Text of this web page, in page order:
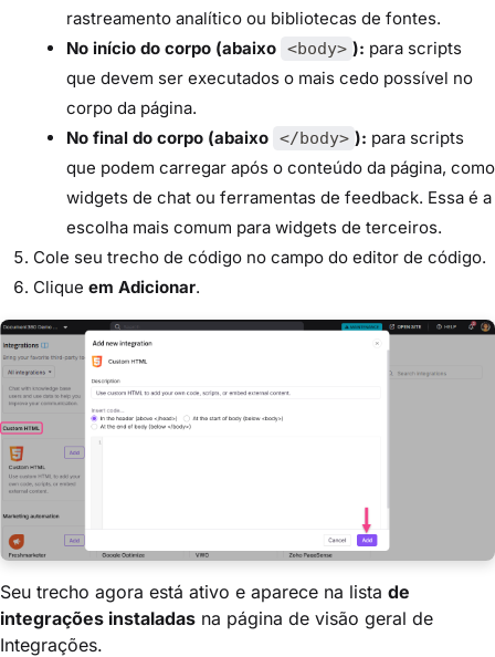
rastreamento analítico ou bibliotecas de fontes.
No início do corpo (abaixo <body> ): para scripts
que devem ser executados o mais cedo possível no
corpo da página.
No final do corpo (abaixo </body> ): para scripts
que podem carregar após o conteúdo da página, como
widgets de chat ou ferramentas de feedback. Essa é a
escolha mais comum para widgets de terceiros.
Cole seu trecho de código no campo do editor de código.
Clique em Adicionar.
Seu trecho agora está ativo e aparece na lista de
integrações instaladas na página de visão geral de
Integrações.